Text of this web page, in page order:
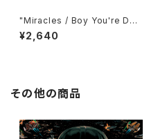
"Miracles / Boy You're Dyn
amite (Free Soul 7inch Col
lection)＜初回生産限定盤＞ J
¥2,640
その他の商品